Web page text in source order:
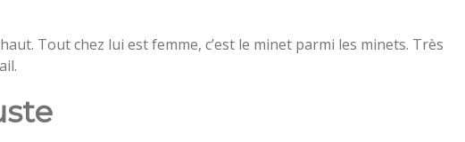
Tout chez lui est femme, c’est le minet parmi les minets. Très